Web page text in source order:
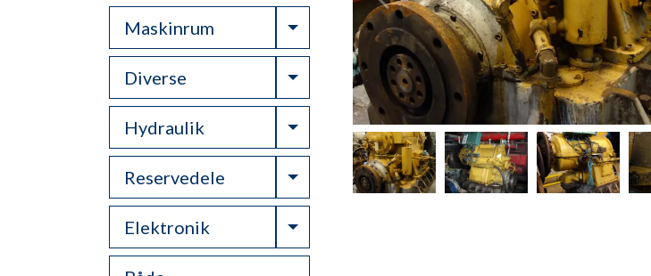
Maskinrum Toggle Dropdown
Diverse Toggle Dropdown
Hydraulik Toggle Dropdown
Reservedele Toggle Dropdown
Elektronik Toggle Dropdown